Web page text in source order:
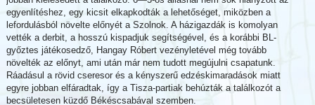
egyenlítéshez, egy kicsit elkapkodták a lehetőséget, miközben a
lefordulásból növelte előnyét a Szolnok. A házigazdák is komolyan
vették a derbit, a hosszú kispadjuk segítségével, és a korábbi BL-
győztes játékosedző, Hangay Róbert vezényletével még tovább
növelték az előnyt, ami után már nem tudott megújulni csapatunk.
Ráadásul a rövid cseresor és a kényszerű edzéskimaradások miatt
egyre jobban elfáradtak, így a Tisza-partiak behúzták a találkozót a
becsületesen küzdő Békéscsabával szemben.